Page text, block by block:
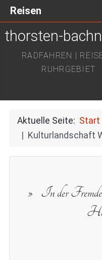
thorsten-
RADFAHREN |
RUHRGEBIET
Aktuelle Seite: Start
Kulturlandschaft
In der Fremde
Reisen